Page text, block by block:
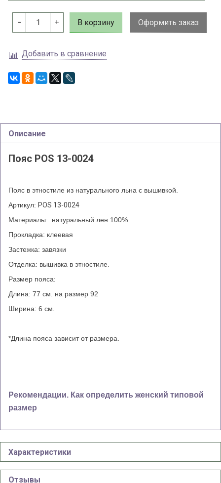
В корзину Оформить заказ
Добавить в сравнение
Описание
Пояс POS 13-0024
Пояс в этностиле из натурального льна с вышивкой.
Артикул: POS 13-0024
Материалы: натуральный лен 100%
Прокладка: клеевая
Застежка: завязки
Отделка: вышивка в этностиле.
Размер пояса:
Длина: 77 см. на размер 92
Ширина: 6 см.
*Длина пояса зависит от размера.
Рекомендации. Как определить женский типовой
размер
Характеристики
Отзывы